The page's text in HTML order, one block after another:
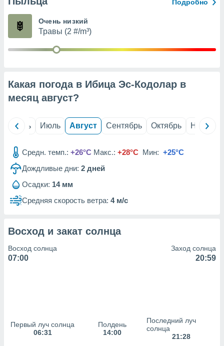
из
рекламы
сведения
Подробно
Очень низкий
Травы (2 #/m³)
Какая погода в Ибица Эс-Кодолар в
месяц август?
Июнь Июль Август Сентябрь Октябрь Ноябрь
Средн. темп.: +26°C Макс.: +28°C Мин: +25°C
Дождливые дни: 2 дней
Осадки: 14 мм
Средняя скорость ветра: 4 м/с
Восход и закат солнца
Восход солнца
07:00
Заход солнца
20:59
Первый луч солнца
06:31
Полдень
14:00
Последний луч
солнца
21:28